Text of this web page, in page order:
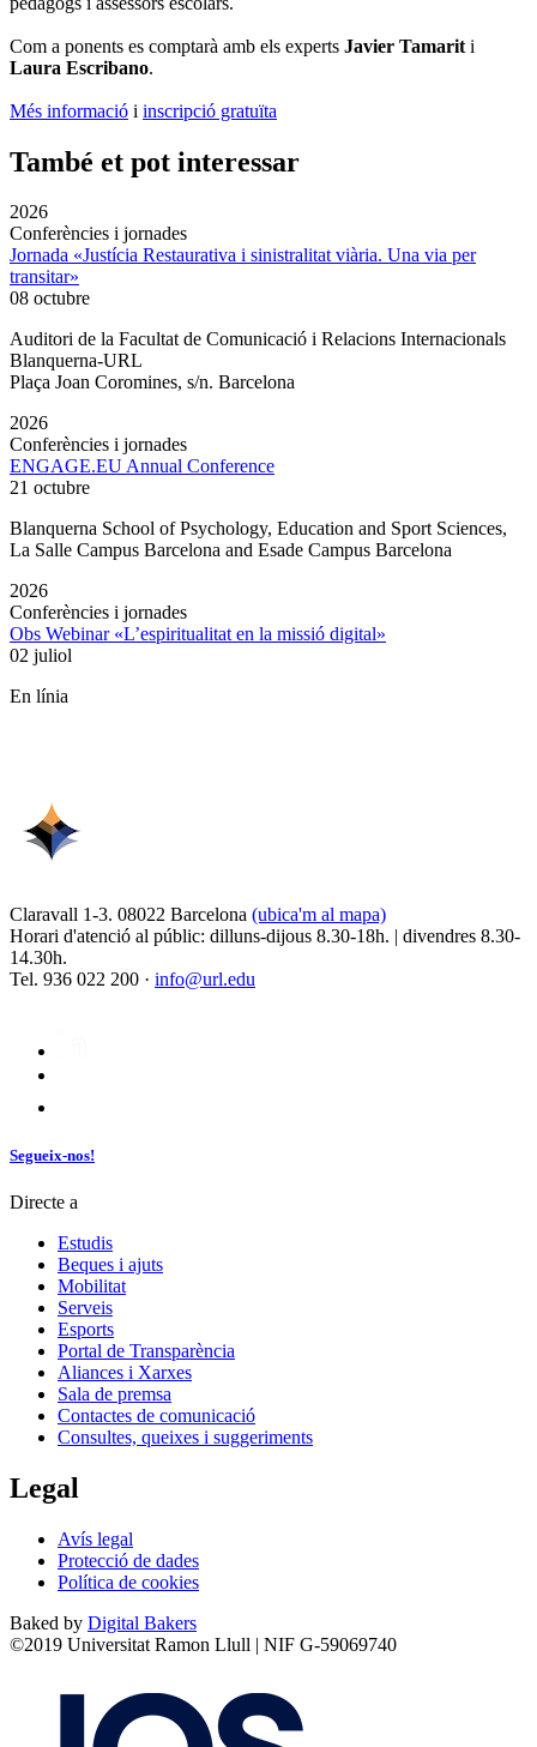
Com a ponents es comptarà amb els experts Javier Tamarit i
Laura Escribano.
Més informació i inscripció gratuïta
També et pot interessar
2026
Conferències i jornades
Jornada «Justícia Restaurativa i sinistralitat viària. Una via per
transitar»
08 octubre
Auditori de la Facultat de Comunicació i Relacions Internacionals
Blanquerna-URL
Plaça Joan Coromines, s/n. Barcelona
2026
Conferències i jornades
ENGAGE.EU Annual Conference
21 octubre
Blanquerna School of Psychology, Education and Sport Sciences,
La Salle Campus Barcelona and Esade Campus Barcelona
2026
Conferències i jornades
Obs Webinar «L’espiritualitat en la missió digital»
02 juliol
En línia
Claravall 1-3. 08022 Barcelona (ubica'm al mapa)
Horari d'atenció al públic: dilluns-dijous 8.30-18h. | divendres 8.30-
14.30h.
Tel. 936 022 200 · info@url.edu
Segueix-nos!
Directe a
Estudis
Beques i ajuts
Mobilitat
Serveis
Esports
Portal de Transparència
Aliances i Xarxes
Sala de premsa
Contactes de comunicació
Consultes, queixes i suggeriments
Legal
Avís legal
Protecció de dades
Política de cookies
Baked by Digital Bakers
©2019 Universitat Ramon Llull | NIF G-59069740